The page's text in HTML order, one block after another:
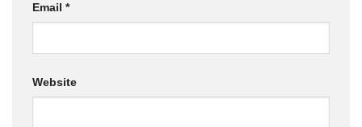
Email *
Website